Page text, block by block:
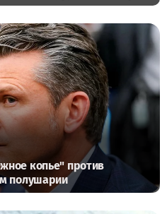
копье" против
полушарии